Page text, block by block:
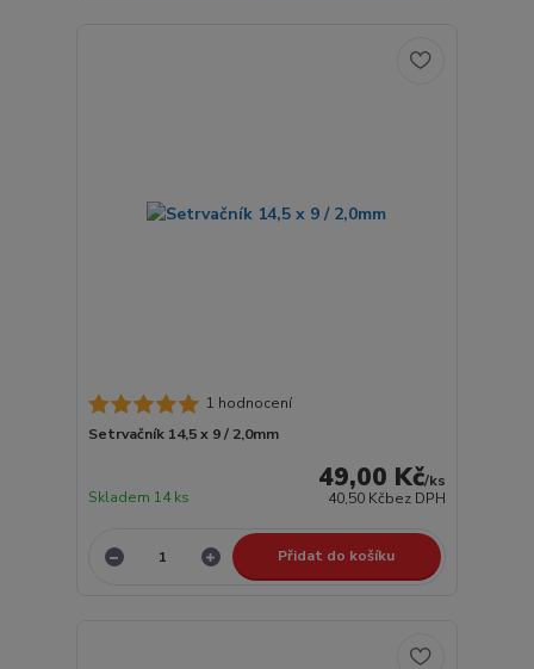
1 hodnocení
Setrvačník 14,5 x 9 / 2,0mm
49,00 Kč/ks
40,50 Kčbez DPH
Skladem 14 ks
Přidat do košíku